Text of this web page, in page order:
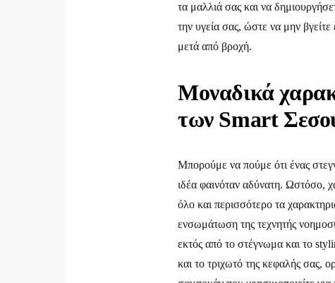
τα μαλλιά σας και να
την υγεία σας, ώστε να μην
μετά από βροχή.
Μοναδικά
των Smart
Μπορούμε να πούμε ότι ένας
ιδέα φαινόταν αδύνατη. Ωστόσο,
όλο και περισσότερο τα
ενσωμάτωση της τεχνητής
εκτός από το στέγνωμα και το
και το τριχωτό της κεφαλής σας,